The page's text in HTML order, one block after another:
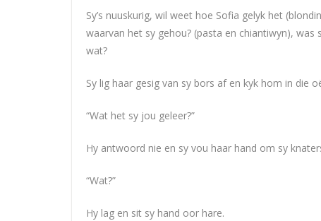
Sy’s nuuskurig, wil weet hoe Sofia gelyk het
waarvan het sy gehou? (pasta en chiantiwyn), was
wat?
Sy lig haar gesig van sy bors af en kyk hom in die
“Wat het sy jou geleer?”
Hy antwoord nie en sy vou haar hand om sy
“Wat?”
Hy lag en sit sy hand oor hare.